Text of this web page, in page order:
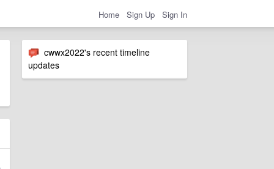
Home Sign Up Sign In
cwwx2022's recent timeline
updates